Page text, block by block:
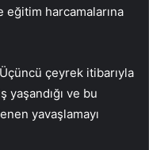
harcamalarına
çeyrek itibarıyla
yaşandığı ve bu
yavaşlamayı